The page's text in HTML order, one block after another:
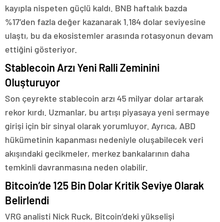
kayıpla nispeten güçlü kaldı. BNB haftalık bazda
%17’den fazla değer kazanarak 1.184 dolar seviyesine
ulaştı, bu da ekosistemler arasında rotasyonun devam
ettiğini gösteriyor.
Stablecoin Arzı Yeni Ralli Zeminini
Oluşturuyor
Son çeyrekte stablecoin arzı 45 milyar dolar artarak
rekor kırdı. Uzmanlar, bu artışı piyasaya yeni sermaye
girişi için bir sinyal olarak yorumluyor. Ayrıca, ABD
hükümetinin kapanması nedeniyle oluşabilecek veri
akışındaki gecikmeler, merkez bankalarının daha
temkinli davranmasına neden olabilir.
Bitcoin’de 125 Bin Dolar Kritik Seviye Olarak
Belirlendi
VRG analisti Nick Ruck, Bitcoin’deki yükselişi